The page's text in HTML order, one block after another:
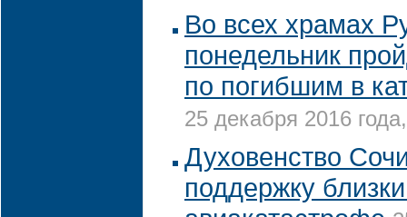
Во всех храмах
понедельник
по погибшим в
25 декабря 2016
Духовенство
поддержку